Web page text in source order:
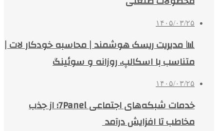
۱۴۰۵/۰۳/۲۵
📊 مدیریت ریسک هوشمند | محاسبه خودکار لات |
متناسب با اسکالپ، روزانه و سوئینگ
۱۴۰۵/۰۳/۲۵
خدمات شبکه‌های اجتماعی 7Panel؛ از جذب
مخاطب تا افزایش درآمد